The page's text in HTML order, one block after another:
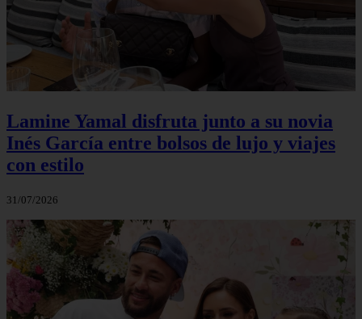
Lamine Yamal disfruta junto a su novia
Inés García entre bolsos de lujo y viajes
con estilo
31/07/2026